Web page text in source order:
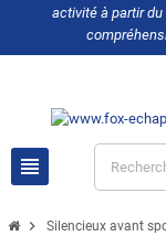
activité à partir
view_headline
chevron_right Silencieux avant